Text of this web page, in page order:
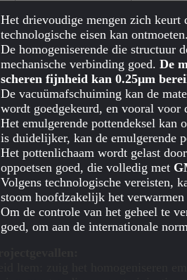
Het drievoudige mengen zich keurt
technologische eisen kan ontmoeten.
De homogeniserende die structuur
mechanische verbinding goed. De
scheren fijnheid kan 0.25μm
De vacuümafschuiming kan de
wordt goedgekeurd, en vooral voor
Het emulgerende pottendeksel kan
is duidelijker, kan de emulgerende
Het pottenlichaam wordt gelast
oppoetsen goed, die volledig met
Volgens technologische vereisten,
stoom hoofdzakelijk het
Om de controle van het geheel te
goed, om aan de internationale